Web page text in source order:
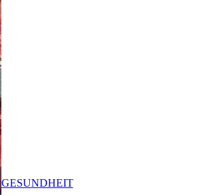
GESUNDHEIT